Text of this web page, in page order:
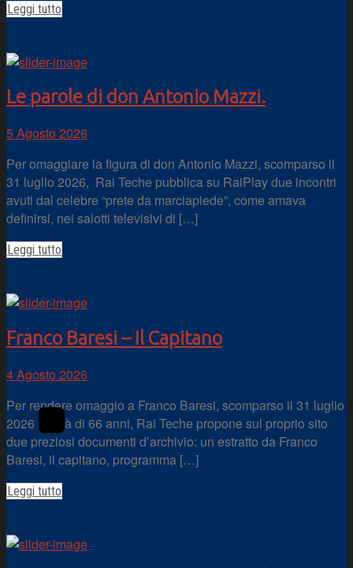
Leggi tutto
Le parole di don Antonio Mazzi.
5 Agosto 2026
Per omaggiare la figura di don Antonio Mazzi, scomparso il
31 luglio 2026, Rai Teche pubblica su RaiPlay due incontri
avuti dal celebre “prete da marciapiede”, come amava
definirsi, nei salotti televisivi di […]
Leggi tutto
Franco Baresi – Il Capitano
4 Agosto 2026
Per rendere omaggio a Franco Baresi, scomparso il 31 luglio
2026 all’età di 66 anni, Rai Teche propone sul proprio sito
due preziosi documenti d’archivio: un estratto da Franco
Baresi, il capitano, programma […]
Leggi tutto